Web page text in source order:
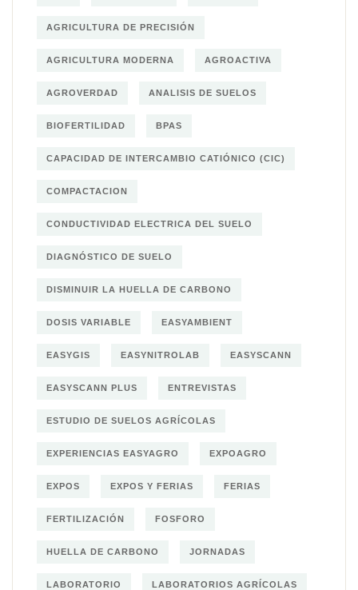
AGRICULTURA DE PRECISIÓN
AGRICULTURA MODERNA AGROACTIVA
AGROVERDAD ANALISIS DE SUELOS
BIOFERTILIDAD BPAS
CAPACIDAD DE INTERCAMBIO CATIÓNICO (CIC)
COMPACTACION
CONDUCTIVIDAD ELECTRICA DEL SUELO
DIAGNÓSTICO DE SUELO
DISMINUIR LA HUELLA DE CARBONO
DOSIS VARIABLE EASYAMBIENT
EASYGIS EASYNITROLAB EASYSCANN
EASYSCANN PLUS ENTREVISTAS
ESTUDIO DE SUELOS AGRÍCOLAS
EXPERIENCIAS EASYAGRO EXPOAGRO
EXPOS EXPOS Y FERIAS FERIAS
FERTILIZACIÓN FOSFORO
HUELLA DE CARBONO JORNADAS
LABORATORIO LABORATORIOS AGRÍCOLAS